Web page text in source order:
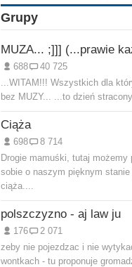
Grupy
688
40 725
...WITAM!!! Wszystkich dla
bez MUZY... ...to dzień
Ciąża
698
8 714
Drogie mamuśki, tutaj możemy
sobie o naszym pięknym
ciąża....
polszczyzno - aj law ju
176
2 071
zeby nie pojezdzac i nie
wontkach - tu proponuje